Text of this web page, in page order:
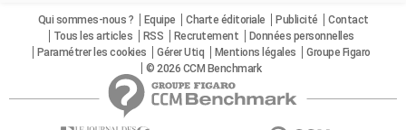
Qui sommes-nous ? Equipe Charte éditoriale Publicité
Contact
Tous les articles
RSS Recrutement
Données personnelles
Paramétrer les cookies
Gérer Utiq Mentions légales
Groupe Figaro
© 2026 CCM Benchmark